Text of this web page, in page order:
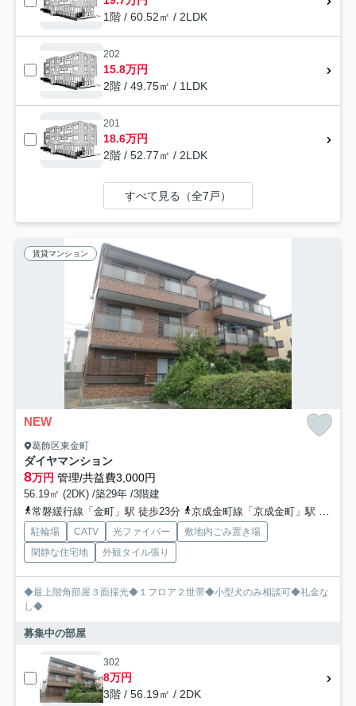
1階 / 60.52㎡ / 2LDK
202
15.8万円
2階 / 49.75㎡ / 1LDK
201
18.6万円
2階 / 52.77㎡ / 2LDK
すべて見る（全7戸）
賃貸マンション
NEW
葛飾区東金町
ダイヤマンション
8万円 管理/共益費3,000円
56.19㎡ (2DK) /築29年 /3階建
常磐緩行線「金町」駅 徒歩23分
京成金町線「京成金町」駅 徒歩24分
駐輪場 CATV 光ファイバー
敷地内ごみ置き場
閑静な住宅地
外観タイル張り
◆最上階角部屋３面採光◆１フロア２世帯◆小型犬のみ相談可◆礼金な
し◆
募集中の部屋
302
8万円
3階 / 56.19㎡ / 2DK